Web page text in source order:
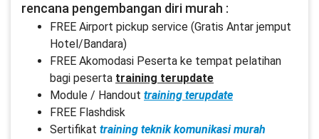
rencana pengembangan diri murah :
FREE Airport pickup service (Gratis Antar jemput
Hotel/Bandara)
FREE Akomodasi Peserta ke tempat pelatihan
bagi peserta training terupdate
Module / Handout training terupdate
FREE Flashdisk
Sertifikat training teknik komunikasi murah